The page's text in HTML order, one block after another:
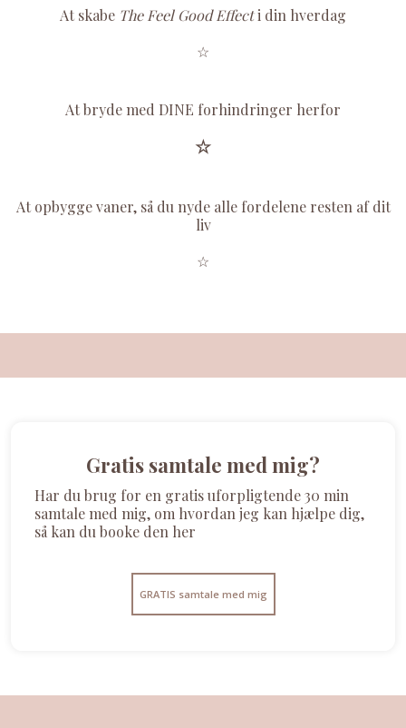
At skabe The Feel Good Effecti din hverdag
☆
At bryde med DINE forhindringer herfor
☆
At opbygge vaner, så du nyde alle fordelene resten af dit
liv
☆
​Gratis samtale med mig?
Har du brug for en gratis uforpligtende 30 min
samtale med mig, om hvordan jeg kan hjælpe dig,
så kan du booke den her
GRATIS samtale med mig